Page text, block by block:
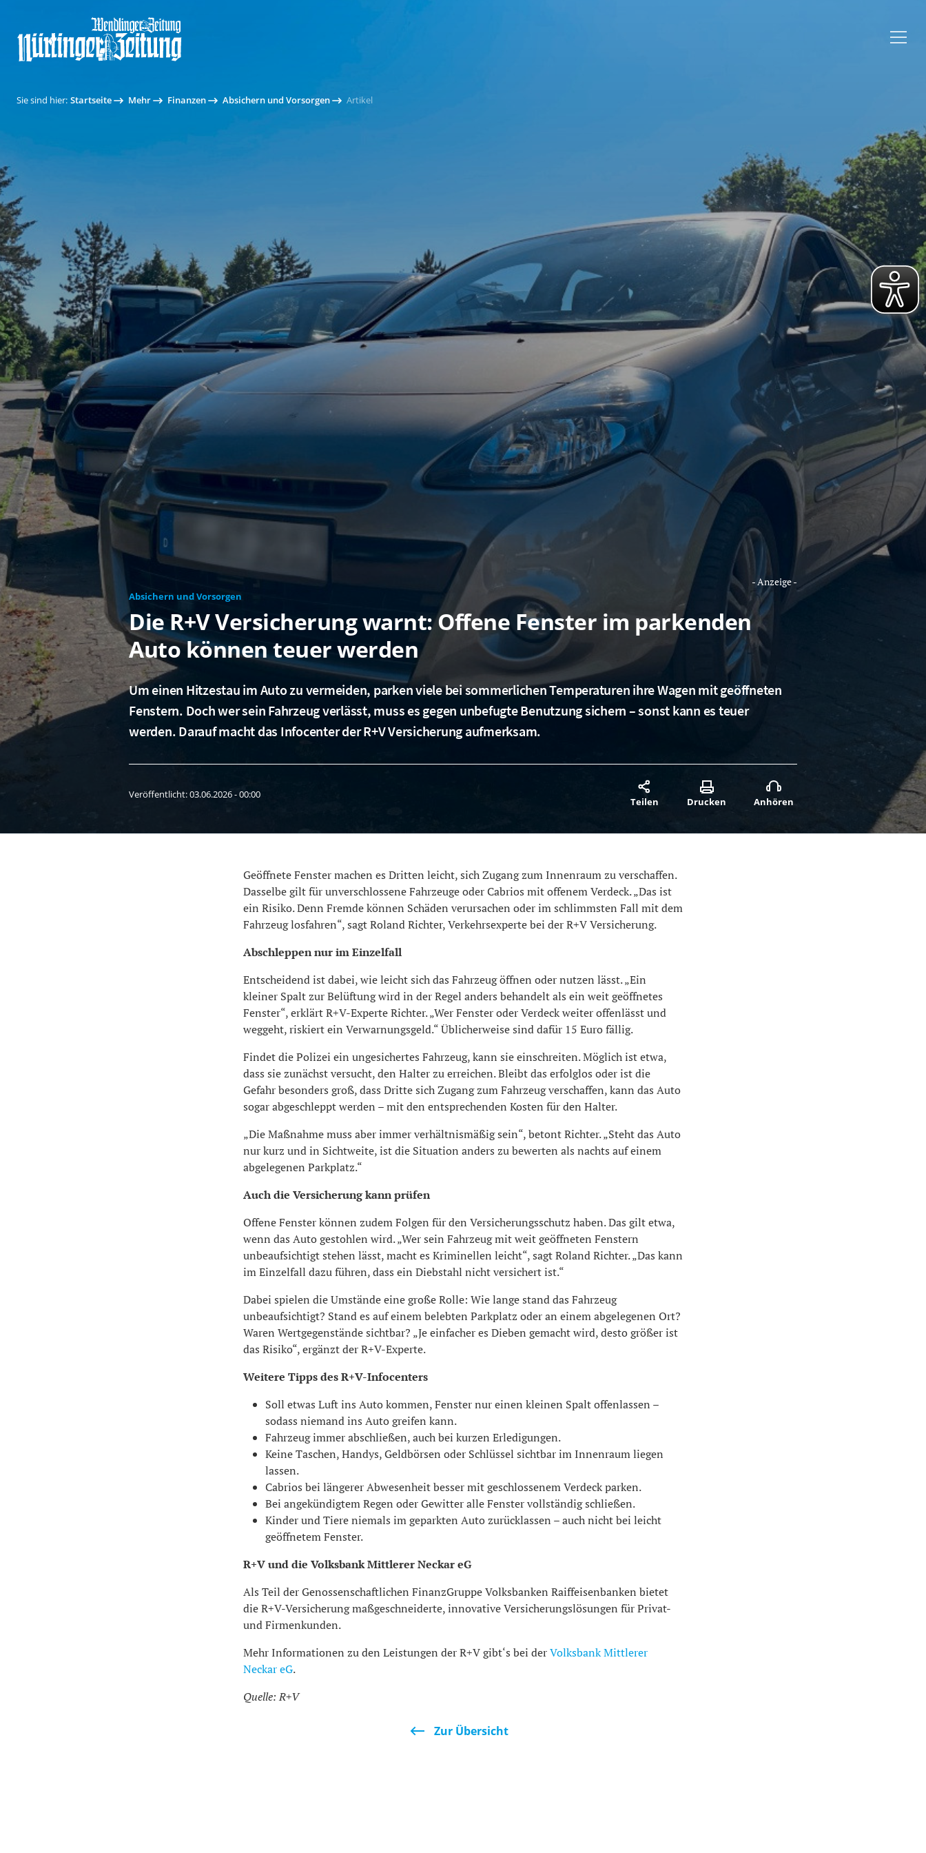
Sie sind hier: Startseite Mehr Finanzen Absichern und Vorsorgen Artikel
Absichern und Vorsorgen
Die R+V Versicherung warnt: Offene Fenster im parkenden
Auto können teuer werden
Um einen Hitzestau im Auto zu vermeiden, parken viele bei sommerlichen Temperaturen ihre Wagen mit geöffneten
Fenstern. Doch wer sein Fahrzeug verlässt, muss es gegen unbefugte Benutzung sichern – sonst kann es teuer
werden. Darauf macht das Infocenter der R+V Versicherung aufmerksam.
Veröffentlicht:03.06.2026 - 00:00
Teilen Drucken Anhören
Geöffnete Fenster machen es Dritten leicht, sich Zugang zum Innenraum zu verschaffen.
Dasselbe gilt für unverschlossene Fahrzeuge oder Cabrios mit offenem Verdeck. „Das ist
ein Risiko. Denn Fremde können Schäden verursachen oder im schlimmsten Fall mit dem
Fahrzeug losfahren“, sagt Roland Richter, Verkehrsexperte bei der R+V Versicherung.
Abschleppen nur im Einzelfall
Entscheidend ist dabei, wie leicht sich das Fahrzeug öffnen oder nutzen lässt. „Ein
kleiner Spalt zur Belüftung wird in der Regel anders behandelt als ein weit geöffnetes
Fenster“, erklärt R+V-Experte Richter. „Wer Fenster oder Verdeck weiter offenlässt und
weggeht, riskiert ein Verwarnungsgeld.“ Üblicherweise sind dafür 15 Euro fällig.
Findet die Polizei ein ungesichertes Fahrzeug, kann sie einschreiten. Möglich ist etwa,
dass sie zunächst versucht, den Halter zu erreichen. Bleibt das erfolglos oder ist die
Gefahr besonders groß, dass Dritte sich Zugang zum Fahrzeug verschaffen, kann das Auto
sogar abgeschleppt werden – mit den entsprechenden Kosten für den Halter.
„Die Maßnahme muss aber immer verhältnismäßig sein“, betont Richter. „Steht das Auto
nur kurz und in Sichtweite, ist die Situation anders zu bewerten als nachts auf einem
abgelegenen Parkplatz.“
Auch die Versicherung kann prüfen
Offene Fenster können zudem Folgen für den Versicherungsschutz haben. Das gilt etwa,
wenn das Auto gestohlen wird. „Wer sein Fahrzeug mit weit geöffneten Fenstern
unbeaufsichtigt stehen lässt, macht es Kriminellen leicht“, sagt Roland Richter. „Das kann
im Einzelfall dazu führen, dass ein Diebstahl nicht versichert ist.“
Dabei spielen die Umstände eine große Rolle: Wie lange stand das Fahrzeug
unbeaufsichtigt? Stand es auf einem belebten Parkplatz oder an einem abgelegenen Ort?
Waren Wertgegenstände sichtbar? „Je einfacher es Dieben gemacht wird, desto größer ist
das Risiko“, ergänzt der R+V-Experte.
Weitere Tipps des R+V-Infocenters
Soll etwas Luft ins Auto kommen, Fenster nur einen kleinen Spalt offenlassen –
sodass niemand ins Auto greifen kann.
Fahrzeug immer abschließen, auch bei kurzen Erledigungen.
Keine Taschen, Handys, Geldbörsen oder Schlüssel sichtbar im Innenraum liegen
lassen.
Cabrios bei längerer Abwesenheit besser mit geschlossenem Verdeck parken.
Bei angekündigtem Regen oder Gewitter alle Fenster vollständig schließen.
Kinder und Tiere niemals im geparkten Auto zurücklassen – auch nicht bei leicht
geöffnetem Fenster.
R+V und die Volksbank Mittlerer Neckar eG
Als Teil der Genossenschaftlichen FinanzGruppe Volksbanken Raiffeisenbanken bietet
die R+V-Versicherung maßgeschneiderte, innovative Versicherungslösungen für Privat-
und Firmenkunden.
Mehr Informationen zu den Leistungen der R+V gibt‘s bei derVolksbank Mittlerer
Neckar eG.
Quelle: R+V
Zur Übersicht